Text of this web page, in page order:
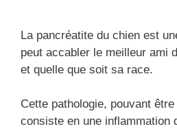
La pancréatite du chien est
peut accabler le meilleur ami
et quelle que soit sa race.
Cette pathologie, pouvant
consiste en une inflammation